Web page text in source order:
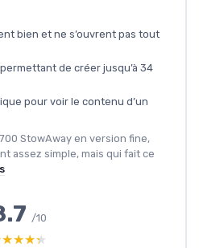
bien et ne s’ouvrent pas tout
de créer jusqu’à 34
pour voir le contenu d’un
StowAway en version fine,
assez simple, mais qui fait ce
/10